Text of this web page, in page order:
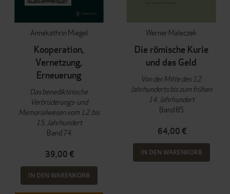
Annekathrin Miegel
Kooperation,
Vernetzung,
Erneuerung
Das benediktinische
Verbrüderungs- und
Memorialwesen vom 12. bis
15. Jahrhundert
Band 74
39,00 €
IN DEN WARENKORB
Werner Maleczek
Die römische Kurie
und das Geld
Von der Mitte des 12.
Jahrhunderts bis zum frühen
14. Jahrhundert
Band 85
64,00 €
IN DEN WARENKORB